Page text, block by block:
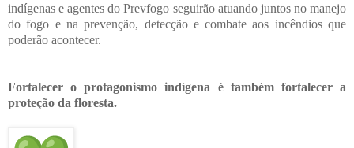
indígenas e agentes do Prevfogo seguirão atuando juntos no manejo
do fogo e na prevenção, detecção e combate aos incêndios que
poderão acontecer.
Fortalecer o protagonismo indígena é também fortalecer a
proteção da floresta.